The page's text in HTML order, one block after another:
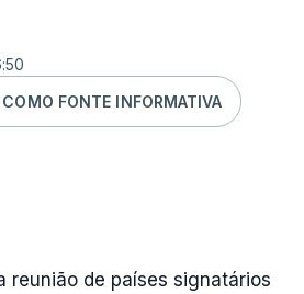
FONTE INFORMATIVA
reunião de países signatários